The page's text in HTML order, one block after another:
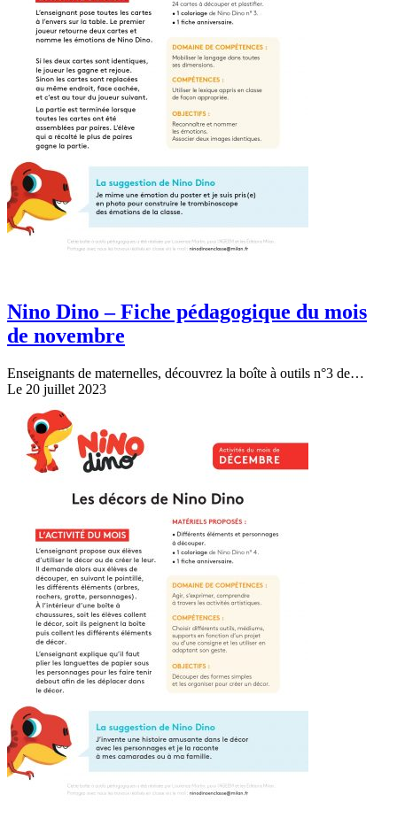
Nino Dino – Fiche pédagogique du mois
de novembre
Enseignants de maternelles, découvrez la boîte à outils n°3 de…
Le 20 juillet 2023